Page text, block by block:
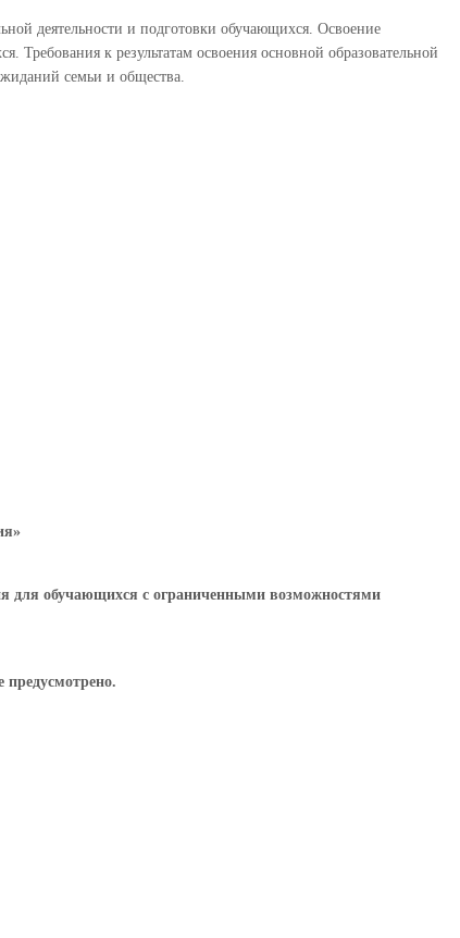
деятельности и подготовки обучающихся. Освоение
Требования к результатам освоения основной образовательной
семьи и общества.
для обучающихся с ограниченными возможностями